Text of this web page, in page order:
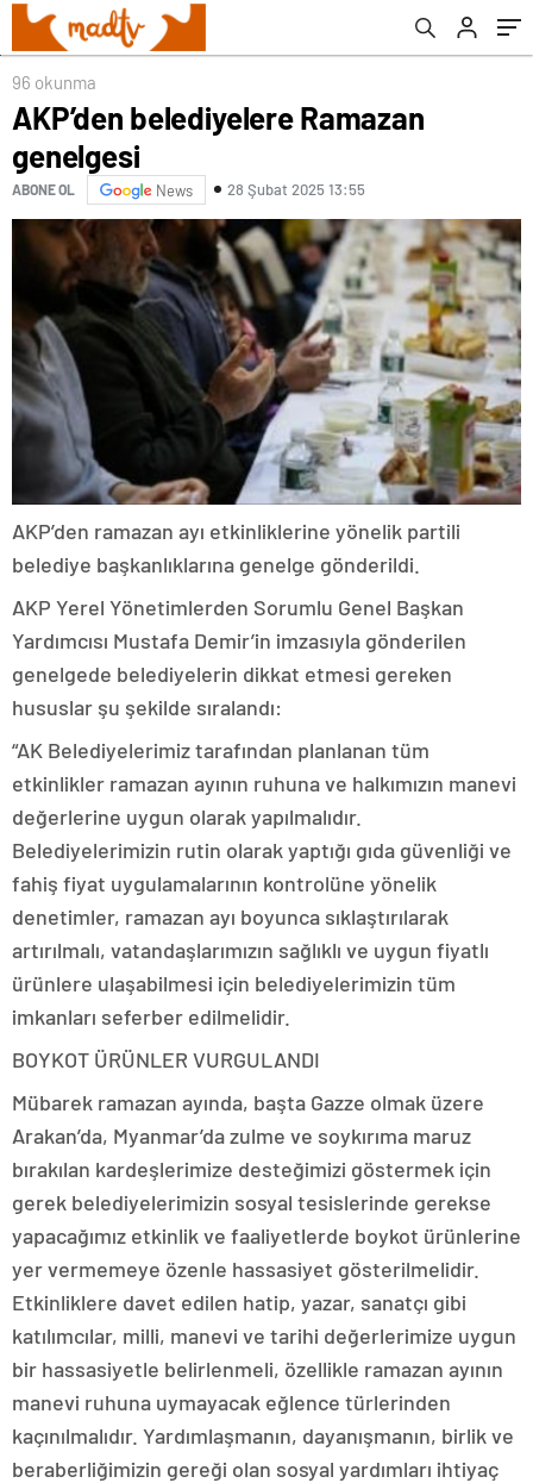
96 okunma
AKP’den belediyelere Ramazan
genelgesi
ABONE OL News 28 Şubat 2025 13:55
AKP’den ramazan ayı etkinliklerine yönelik partili
belediye başkanlıklarına genelge gönderildi.
AKP Yerel Yönetimlerden Sorumlu Genel Başkan
Yardımcısı Mustafa Demir’in imzasıyla gönderilen
genelgede belediyelerin dikkat etmesi gereken
hususlar şu şekilde sıralandı:
“AK Belediyelerimiz tarafından planlanan tüm
etkinlikler ramazan ayının ruhuna ve halkımızın manevi
değerlerine uygun olarak yapılmalıdır.
Belediyelerimizin rutin olarak yaptığı gıda güvenliği ve
fahiş fiyat uygulamalarının kontrolüne yönelik
denetimler, ramazan ayı boyunca sıklaştırılarak
artırılmalı, vatandaşlarımızın sağlıklı ve uygun fiyatlı
ürünlere ulaşabilmesi için belediyelerimizin tüm
imkanları seferber edilmelidir.
BOYKOT ÜRÜNLER VURGULANDI
Mübarek ramazan ayında, başta Gazze olmak üzere
Arakan’da, Myanmar’da zulme ve soykırıma maruz
bırakılan kardeşlerimize desteğimizi göstermek için
gerek belediyelerimizin sosyal tesislerinde gerekse
yapacağımız etkinlik ve faaliyetlerde boykot ürünlerine
yer vermemeye özenle hassasiyet gösterilmelidir.
Etkinliklere davet edilen hatip, yazar, sanatçı gibi
katılımcılar, milli, manevi ve tarihi değerlerimize uygun
bir hassasiyetle belirlenmeli, özellikle ramazan ayının
manevi ruhuna uymayacak eğlence türlerinden
kaçınılmalıdır. Yardımlaşmanın, dayanışmanın, birlik ve
beraberliğimizin gereği olan sosyal yardımları ihtiyaç